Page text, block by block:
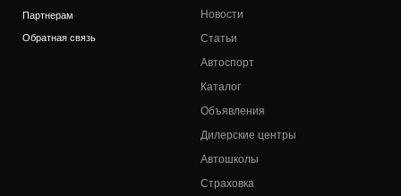
Партнерам
Обратная связь
Новости
Статьи
Автоспорт
Каталог
Объявления
Дилерские центры
Автошколы
Страховка